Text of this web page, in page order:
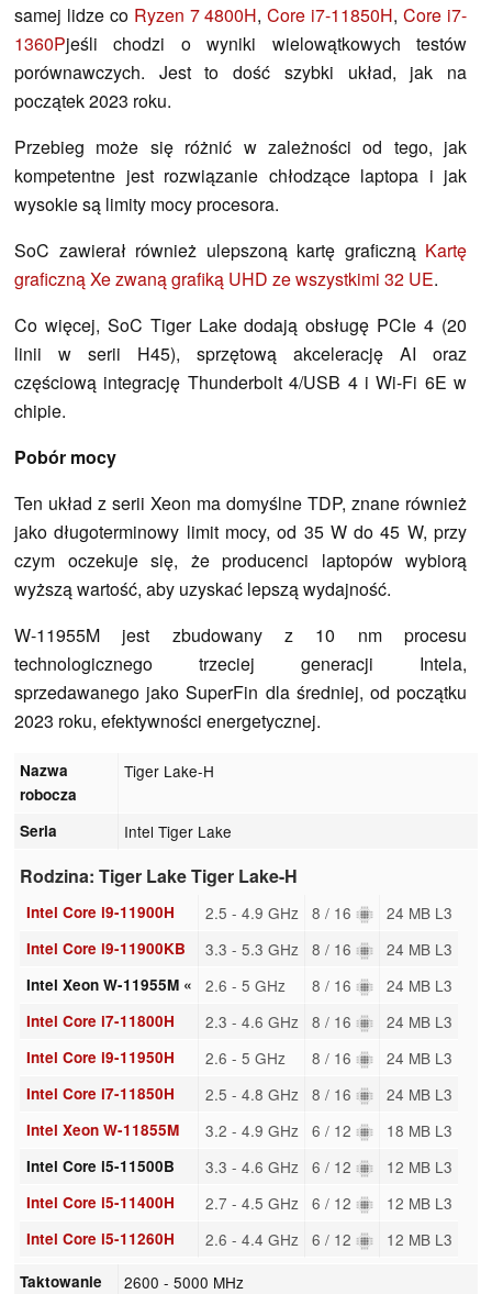
samej lidze co Ryzen 7 4800H,Core i7-11850H,Core i7-
1360Pjeśli chodzi o wyniki wielowątkowych testów
porównawczych. Jest to dość szybki układ, jak na
początek 2023 roku.
Przebieg może się różnić w zależności od tego, jak
kompetentne jest rozwiązanie chłodzące laptopa i jak
wysokie są limity mocy procesora.
SoC zawierał również ulepszoną kartę graficzną Kartę
graficzną Xe zwaną grafiką UHD ze wszystkimi 32 UE.
Co więcej, SoC Tiger Lake dodają obsługę PCIe 4 (20
linii w serii H45), sprzętową akcelerację AI oraz
częściową integrację Thunderbolt 4/USB 4 i Wi-Fi 6E w
chipie.
Pobór mocy
Ten układ z serii Xeon ma domyślne TDP, znane również
jako długoterminowy limit mocy, od 35 W do 45 W, przy
czym oczekuje się, że producenci laptopów wybiorą
wyższą wartość, aby uzyskać lepszą wydajność.
W-11955M jest zbudowany z 10 nm procesu
technologicznego trzeciej generacji Intela,
sprzedawanego jako SuperFin dla średniej, od początku
2023 roku, efektywności energetycznej.
Nazwa
robocza
Tiger Lake-H
Seria Intel Tiger Lake
Rodzina: Tiger Lake Tiger Lake-H
Intel Core i9-11900H 2.5 - 4.9 GHz 8 / 16 24 MB L3
Intel Core i9-11900KB 3.3 - 5.3 GHz 8 / 16 24 MB L3
Intel Xeon W-11955M « 2.6 - 5 GHz 8 / 16 24 MB L3
Intel Core i7-11800H 2.3 - 4.6 GHz 8 / 16 24 MB L3
Intel Core i9-11950H 2.6 - 5 GHz 8 / 16 24 MB L3
Intel Core i7-11850H 2.5 - 4.8 GHz 8 / 16 24 MB L3
Intel Xeon W-11855M 3.2 - 4.9 GHz 6 / 12 18 MB L3
Intel Core i5-11500B 3.3 - 4.6 GHz 6 / 12 12 MB L3
Intel Core i5-11400H 2.7 - 4.5 GHz 6 / 12 12 MB L3
Intel Core i5-11260H 2.6 - 4.4 GHz 6 / 12 12 MB L3
Taktowanie 2600 - 5000 MHz